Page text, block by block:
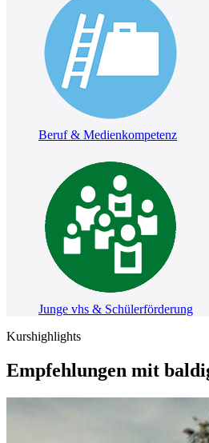
Beruf & Medienkompetenz
Junge vhs & Schülerförderung
Kurshighlights
Empfehlungen mit